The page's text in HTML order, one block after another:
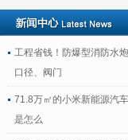
工程省钱！防爆型消防水
口径、阀门
71.8万㎡的小米新能源汽
是怎么